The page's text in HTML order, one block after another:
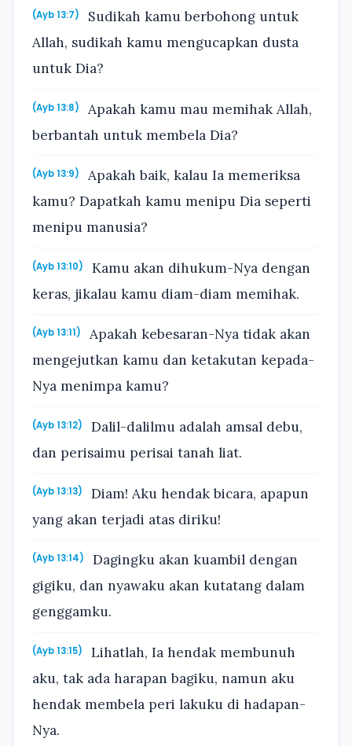
(Ayb 13:7)
Sudikah kamu berbohong untuk
Allah, sudikah kamu mengucapkan dusta
untuk Dia?
(Ayb 13:8)
Apakah kamu mau memihak Allah,
berbantah untuk membela Dia?
(Ayb 13:9)
Apakah baik, kalau Ia memeriksa
kamu? Dapatkah kamu menipu Dia seperti
menipu manusia?
(Ayb 13:10)
Kamu akan dihukum-Nya dengan
keras, jikalau kamu diam-diam memihak.
(Ayb 13:11)
Apakah kebesaran-Nya tidak akan
mengejutkan kamu dan ketakutan kepada-
Nya menimpa kamu?
(Ayb 13:12)
Dalil-dalilmu adalah amsal debu,
dan perisaimu perisai tanah liat.
(Ayb 13:13)
Diam! Aku hendak bicara, apapun
yang akan terjadi atas diriku!
(Ayb 13:14)
Dagingku akan kuambil dengan
gigiku, dan nyawaku akan kutatang dalam
genggamku.
(Ayb 13:15)
Lihatlah, Ia hendak membunuh
aku, tak ada harapan bagiku, namun aku
hendak membela peri lakuku di hadapan-
Nya.